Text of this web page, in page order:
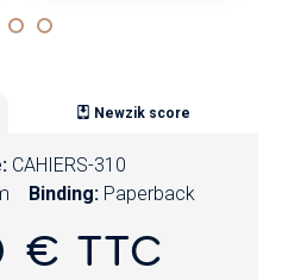
Newzik score
CAHIERS-310
Binding: Paperback
€ TTC